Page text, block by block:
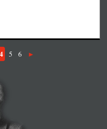
internationale
und
Protestaufruf vom
4 5 6